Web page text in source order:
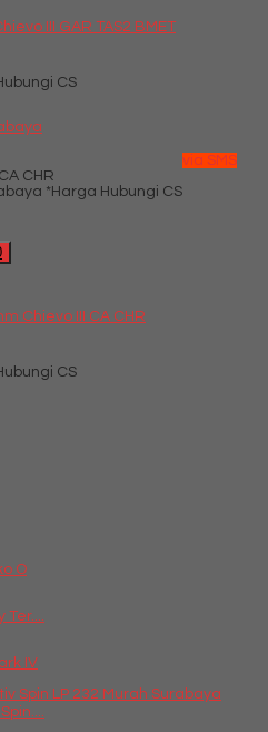
III GAR TAS2 BMET
CS
via SMS
CHR
*Harga Hubungi CS
Chievo III CA CHR
CS
O
Ter....
IV